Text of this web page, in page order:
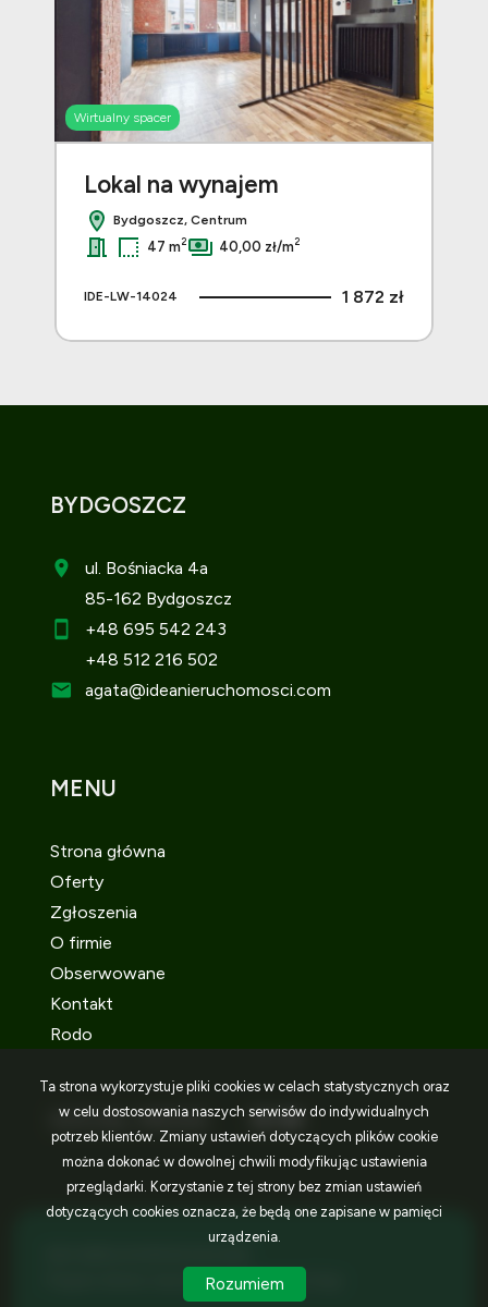
Wirtualny spacer
Lokal na wynajem
Bydgoszcz, Centrum
47 m2 40,00 zł/m2
IDE-LW-14024 1 872 zł
BYDGOSZCZ
ul. Bośniacka 4a
85-162 Bydgoszcz
+48 695 542 243
+48 512 216 502
agata@ideanieruchomosci.com
MENU
Strona główna
Oferty
Zgłoszenia
O firmie
Obserwowane
Kontakt
Rodo
SOCIAL MEDIA Facebook
Facebook
Facebook
Program dla biur nieruchomościGalactica Virgo
Ta strona wykorzystuje pliki cookies w celach statystycznych oraz
w celu dostosowania naszych serwisów do indywidualnych
potrzeb klientów. Zmiany ustawień dotyczących plików cookie
można dokonać w dowolnej chwili modyfikując ustawienia
przeglądarki. Korzystanie z tej strony bez zmian ustawień
dotyczących cookies oznacza, że będą one zapisane w pamięci
urządzenia.
Rozumiem